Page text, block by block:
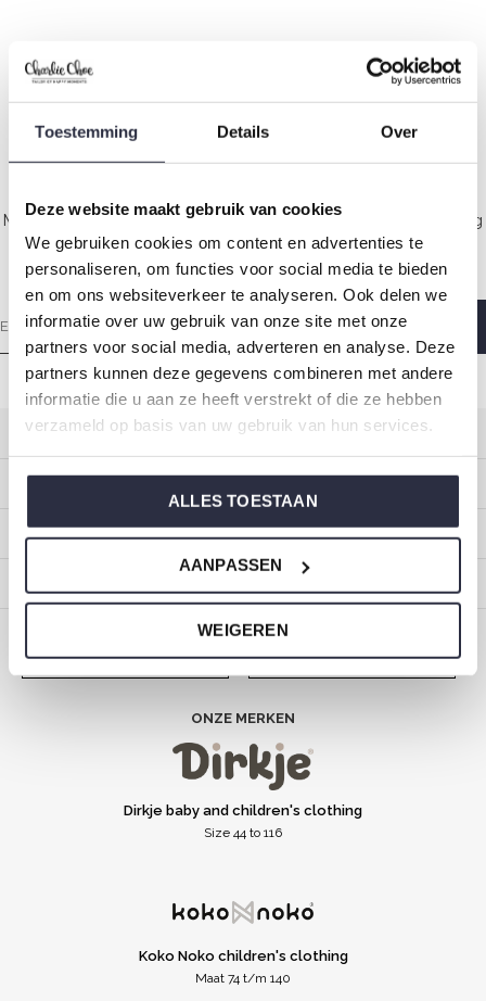
Toestemming Details Over
Deze website maakt gebruik van cookies
We gebruiken cookies om content en advertenties te
personaliseren, om functies voor social media te bieden
en om ons websiteverkeer te analyseren. Ook delen we
informatie over uw gebruik van onze site met onze
partners voor social media, adverteren en analyse. Deze
partners kunnen deze gegevens combineren met andere
informatie die u aan ze heeft verstrekt of die ze hebben
verzameld op basis van uw gebruik van hun services.
ALLES TOESTAAN
AANPASSEN
WEIGEREN
Rock your inbox
Made with love every Sunday morning so you wake up feeling
wonderful.
Customer service
My account
Categories
CALL US EMAIL US
ONZE MERKEN
Dirkje baby and children's clothing
Size 44 to 116
Koko Noko children's clothing
Maat 74 t/m 140